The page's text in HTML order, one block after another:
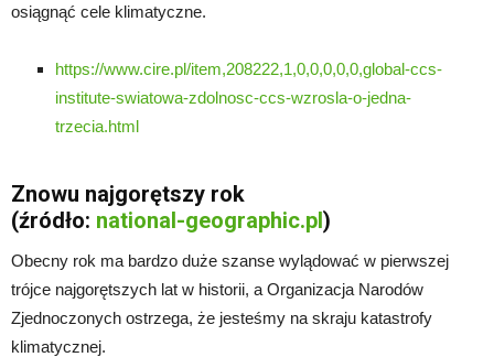
osiągnąć cele klimatyczne.
https://www.cire.pl/item,208222,1,0,0,0,0,0,global-ccs-
institute-swiatowa-zdolnosc-ccs-wzrosla-o-jedna-
trzecia.html
Znowu najgorętszy rok
(źródło: national-geographic.pl)
Obecny rok ma bardzo duże szanse wylądować w pierwszej
trójce najgorętszych lat w historii, a Organizacja Narodów
Zjednoczonych ostrzega, że jesteśmy na skraju katastrofy
klimatycznej.